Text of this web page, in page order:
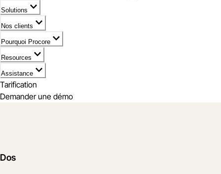
Solutions
Nos clients
Pourquoi Procore
Resources
Assistance
Tarification
Demander une démo
Dos